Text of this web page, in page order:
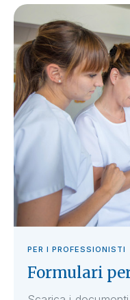
PER I PROFESSIONISTI
Formulari